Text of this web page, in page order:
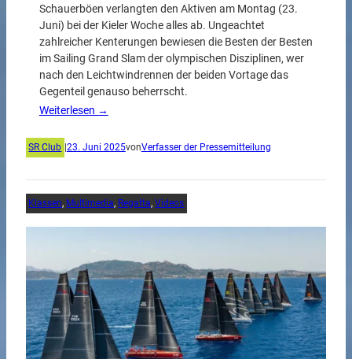
Schauerböen verlangten den Aktiven am Montag (23.
Juni) bei der Kieler Woche alles ab. Ungeachtet
zahlreicher Kenterungen bewiesen die Besten der Besten
im Sailing Grand Slam der olympischen Disziplinen, wer
nach den Leichtwindrennen der beiden Vortage das
Gegenteil genauso beherrscht.
Weiterlesen →
SR Club 23. Juni 2025vonVerfasser der Pressemitteilung
Klassen, Multimedia, Regatta, Videos